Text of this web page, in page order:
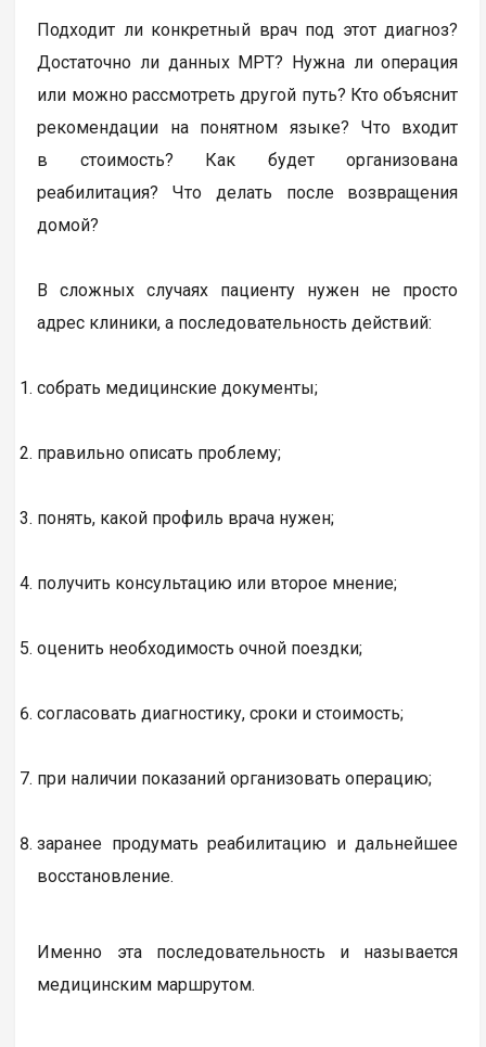
Подходит ли конкретный врач под этот диагноз?
Достаточно ли данных МРТ? Нужна ли операция
или можно рассмотреть другой путь? Кто объяснит
рекомендации на понятном языке? Что входит
в стоимость? Как будет организована
реабилитация? Что делать после возвращения
домой?
В сложных случаях пациенту нужен не просто
адрес клиники, а последовательность действий:
собрать медицинские документы;
правильно описать проблему;
понять, какой профиль врача нужен;
получить консультацию или второе мнение;
оценить необходимость очной поездки;
согласовать диагностику, сроки и стоимость;
при наличии показаний организовать операцию;
заранее продумать реабилитацию и дальнейшее
восстановление.
Именно эта последовательность и называется
медицинским маршрутом.